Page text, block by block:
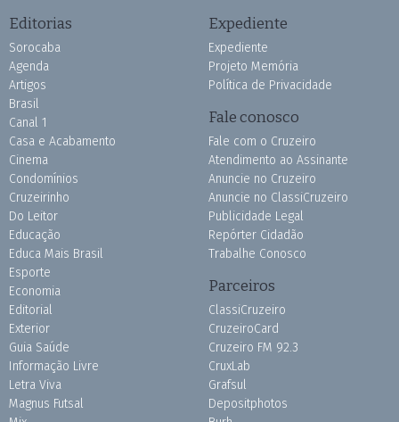
Editorias
Sorocaba
Agenda
Artigos
Brasil
Canal 1
Casa e Acabamento
Cinema
Condomínios
Cruzeirinho
Do Leitor
Educação
Educa Mais Brasil
Esporte
Economia
Editorial
Exterior
Guia Saúde
Informação Livre
Letra Viva
Magnus Futsal
Expediente
Expediente
Projeto Memória
Política de Privacidade
Fale conosco
Fale com o Cruzeiro
Atendimento ao Assinante
Anuncie no Cruzeiro
Anuncie no ClassiCruzeiro
Publicidade Legal
Repórter Cidadão
Trabalhe Conosco
Parceiros
ClassiCruzeiro
CruzeiroCard
Cruzeiro FM 92.3
CruxLab
Grafsul
Depositphotos